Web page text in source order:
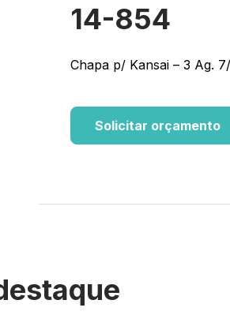
14-854
Chapa p/ Kansai – 3 Ag.
Solicitar orçamento